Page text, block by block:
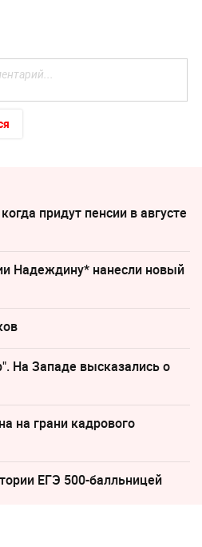
придут пенсии в августе
Надеждину* нанесли новый
На Западе высказались о
на грани кадрового
ЕГЭ 500-балльницей